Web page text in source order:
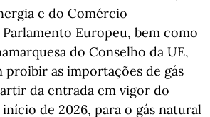
e do Comércio
Europeu, bem como
do Conselho da UE,
proibir as importações de gás
da entrada em vigor do
de 2026, para o gás natural